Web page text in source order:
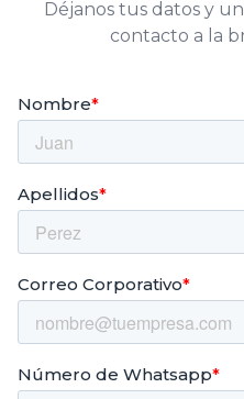
Déjanos tus datos y
contacto a la